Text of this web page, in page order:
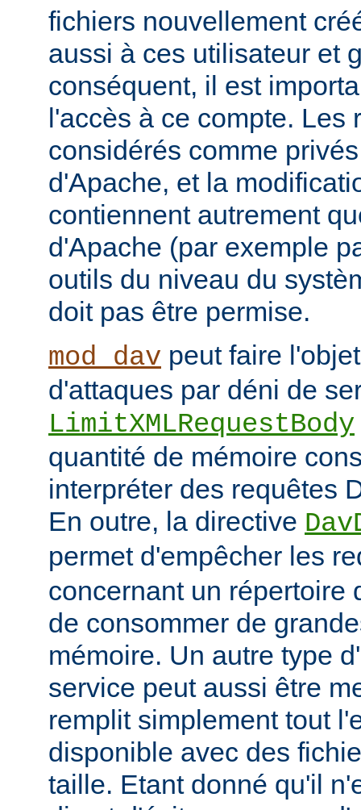
fichiers nouvellement
aussi à ces utilisateur et
conséquent, il est
l'accès à ce compte. Les
considérés comme
d'Apache, et la
contiennent autrement
d'Apache (par exemple
outils du niveau du
doit pas être permise.
mod_dav peut faire
d'attaques par déni de
LimitXMLRequestBody
quantité de mémoire
interpréter des requêtes
En outre, la directive
permet d'empêcher les
concernant un répertoire
de consommer de
mémoire. Un autre type
service peut aussi être
remplit simplement tout
disponible avec des
taille. Etant donné qu'il